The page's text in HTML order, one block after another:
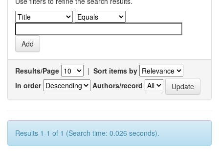
Results/Page | Sort items by
In order
Authors/record
Results 1-1 of 1 (Search time: 0.026 seconds).